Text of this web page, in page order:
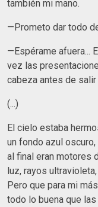
también mi mano.
—Prometo dar todo
—Espérame afuera...
vez las
cabeza antes de salir
(...)
El cielo estaba
un fondo azul
al final eran motores
luz, rayos
Pero que para mi
todo lo buena que